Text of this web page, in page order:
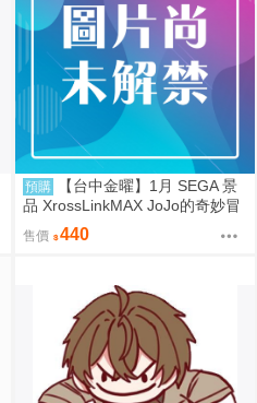
預購
【台中金曜】1月 SEGA 景
品 XrossLinkMAX JoJo的奇妙冒
險 石之海 恩里克 普奇 0901
售價 440